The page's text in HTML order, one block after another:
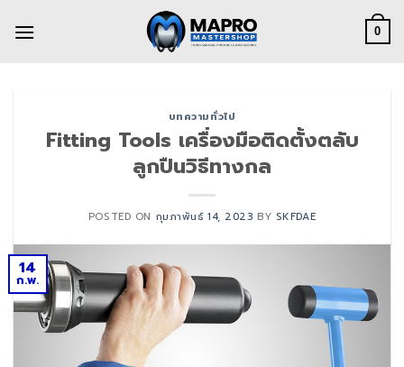
0
บทความทั่วไป
Fitting Tools เครื่องมือติดตั้งตลับ
ลูกปืนวิธีทางกล
POSTED ON กุมภาพันธ์ 14, 2023 BY SKFDAE
14
ก.พ.